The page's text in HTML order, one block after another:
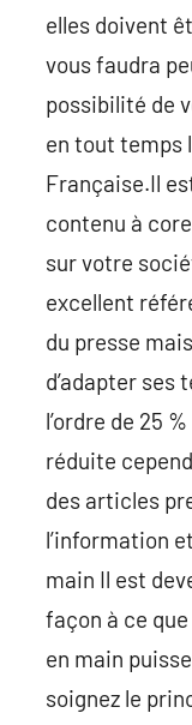
elles doivent
vous faudra
possibilité de
en tout temps
Française.Il
contenu à
sur votre
excellent
du presse
d’adapter ses
l’ordre de 25
réduite
des articles
l’information
main Il est
façon à ce
en main
soignez le